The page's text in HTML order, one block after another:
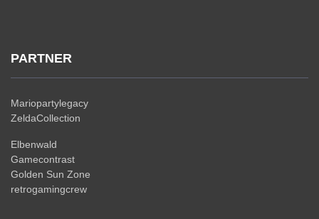
PARTNER
Mariopartylegacy
ZeldaCollection
Elbenwald
Gamecontrast
Golden Sun Zone
retrogamingcrew